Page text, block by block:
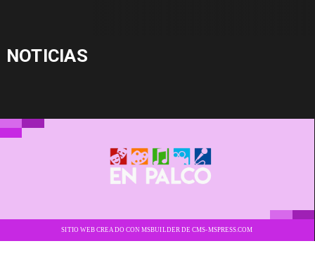
NOTICIAS
SITIO WEB CREADO CON MSBUILDER DE CMS-MSPRESS.COM